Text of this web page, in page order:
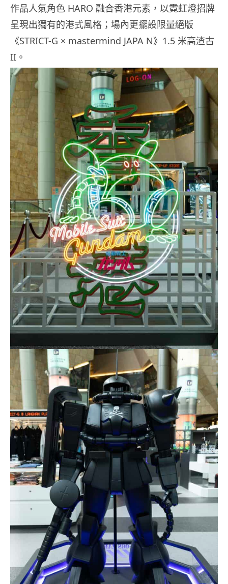
作品人氣角色 HARO 融合香港元素，以霓虹燈招牌
呈現出獨有的港式風格；場內更擺設限量絕版
《STRICT-G × mastermind JAPA N》1.5 米高渣古
II。